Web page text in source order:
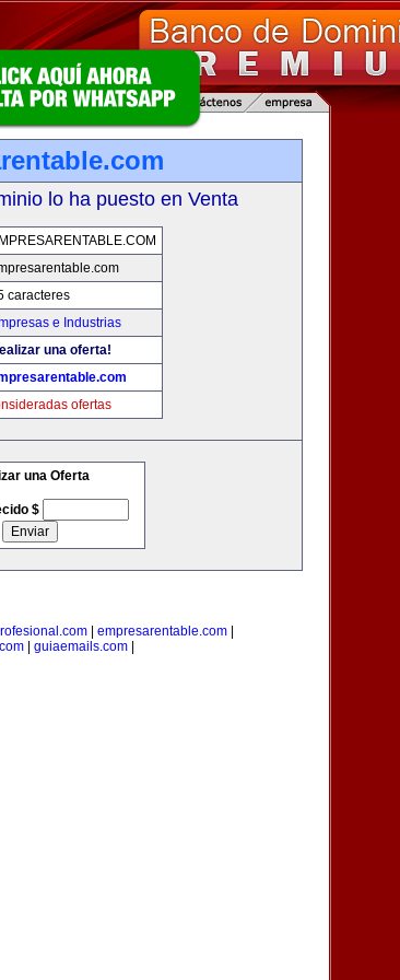
lo ha puesto en Venta
caracteres
e Industrias
una oferta!
ofertas
una Oferta
$
| empresarentable.com|
| guiaemails.com|